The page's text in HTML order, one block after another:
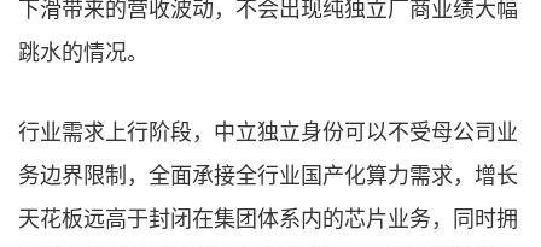
下滑带来的营收波动，不会出现纯独立厂商业绩大幅
跳水的情况。
行业需求上行阶段，中立独立身份可以不受母公司业
务边界限制，全面承接全行业国产化算力需求，增长
天花板远高于封闭在集团体系内的芯片业务，同时拥